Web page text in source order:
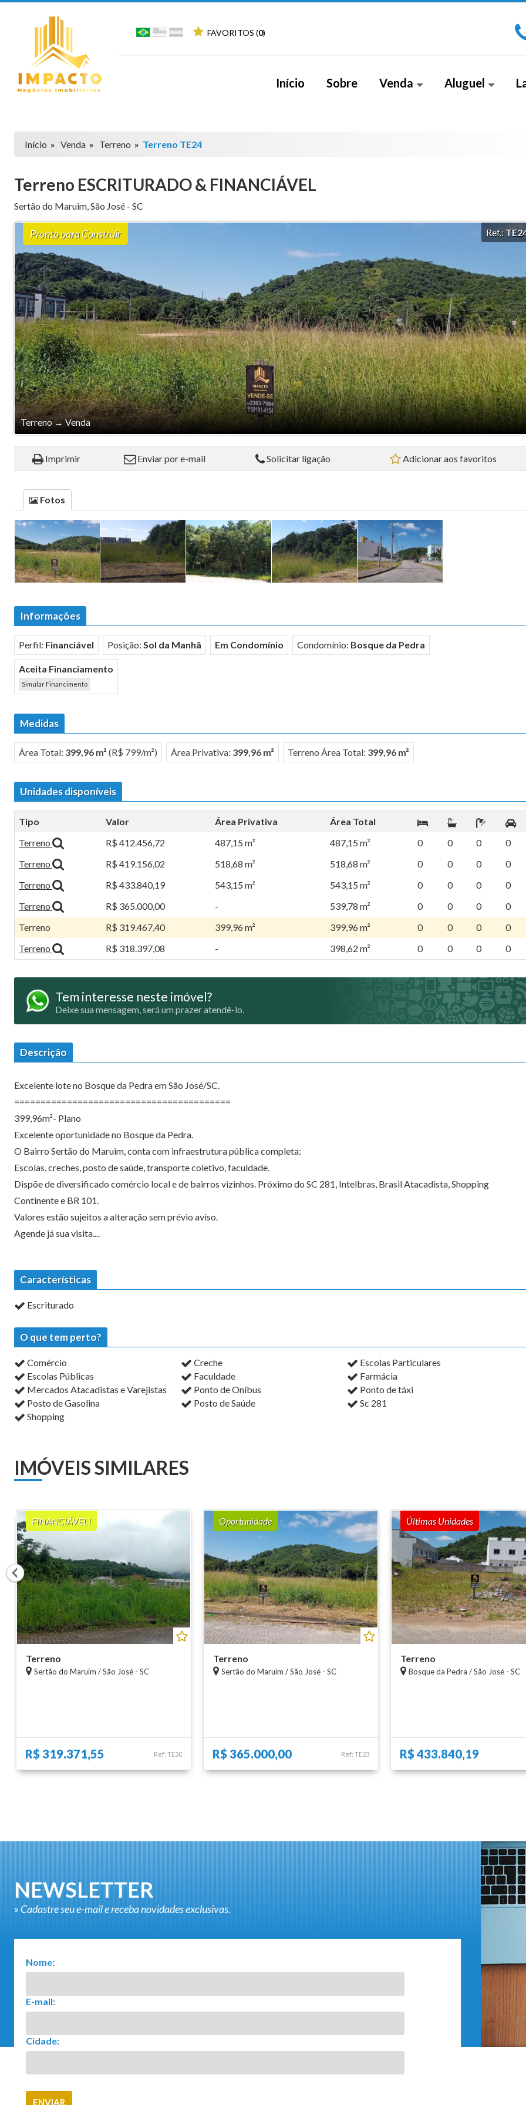
FAVORITOS (0)
Início Sobre Venda
Cobertura (4)
Flat (5)
Loft (1)
Pousada (1)
Sala Comercial (4)
Sítio (2)
Sobrado (32)
Terreno (38)
Aluguel
Início » Venda » Terreno » Terreno TE24
Terreno ESCRITURADO & FINANCIÁVEL
Sertão do Maruim,São José - SC
Pronto para Construir
Terreno→Venda
Ref.:
Imprimir Enviar por e-mail Solicitar ligação Adicionar aos favoritos
Fotos
Informações
Perfil: Financiável Posição: Sol da Manhã Em Condomínio Condomínio: Bosque da Pedra
Aceita Financiamento
Simular Financimento
Medidas
Área Total: 399,96 m² (R$ 799/m²) Área Privativa: 399,96 m² Terreno Área Total: 399,96 m²
Unidades disponíveis
Tipo Valor Área Privativa
Área Total
Terreno
R$ 412.456,72 487,15 m² 487,15 m² 0 0 0
0
Terreno
R$ 419.156,02 518,68 m² 518,68 m² 0 0 0
0
Terreno
R$ 433.840,19 543,15 m² 543,15 m² 0 0 0
0
Terreno
R$ 365.000,00 - 539,78 m² 0 0 0
0
Terreno
R$ 319.467,40 399,96 m² 399,96 m² 0 0 0
0
Terreno
R$ 318.397,08 - 398,62 m² 0 0 0 0
Tem interesse neste imóvel?
Deixe sua mensagem, será um prazer atendê-lo.
Descrição
Excelente lote no Bosque da Pedra em São José/SC.
=========================================
399,96m²- Plano
Excelente oportunidade no Bosque da Pedra.
O Bairro Sertão do Maruim, conta com infraestrutura pública completa:
Escolas, creches, posto de saúde, transporte coletivo, faculdade.
Dispõe de diversificado comércio local e de bairros vizinhos. Próximo do SC 281, Intelbras, Brasil Atacadista, Shopping
Continente e BR 101.
Valores estão sujeitos a alteração sem prévio aviso.
Agende já sua visita....
Características
Escriturado
O que tem perto?
Comércio Creche
Escolas Particulares
Escolas Públicas
Faculdade
Farmácia
Mercados Atacadistas e Varejistas
Ponto de Oníbus
Ponto de táxi
Posto de Gasolina
Posto de Saúde
Sc 281
Shopping
IMÓVEIS SIMILARES
FINANCIÁVEL!
Ref: TE30
Terreno
Sertão do Maruim / São José - SC
R$ 319.371,55
Oportunidade
Ref: TE23
Terreno
Sertão do Maruim / São José - SC
R$ 365.000,00
Últimas Unidades
Terreno
Bosque da Pedra / São José - SC
R$ 433.840,19
NEWSLETTER
» Cadastre seu e-mail e receba novidades exclusivas.
Nome:
E-mail:
Cidade: